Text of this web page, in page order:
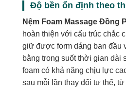
Độ bền ổn định theo
Nệm Foam Massage Đồng
hoàn thiện với cấu trúc chắc
giữ được form dáng ban đầu
bằng trong suốt thời gian dài
foam có khả năng chịu lực
sau mỗi lần thay đổi tư thế,